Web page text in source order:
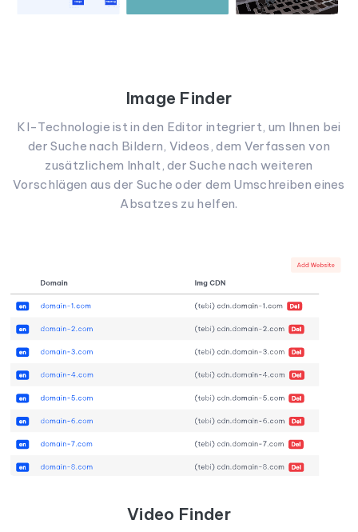
Image Finder
KI-Technologie ist in den Editor integriert, um Ihnen bei
der Suche nach Bildern, Videos, dem Verfassen von
zusätzlichem Inhalt, der Suche nach weiteren
Vorschlägen aus der Suche oder dem Umschreiben eines
Absatzes zu helfen.
Video Finder